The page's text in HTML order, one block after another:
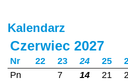
Kalendarz
Czerwiec 2027
Nr 22 23 24 25
Pn
7 14 21